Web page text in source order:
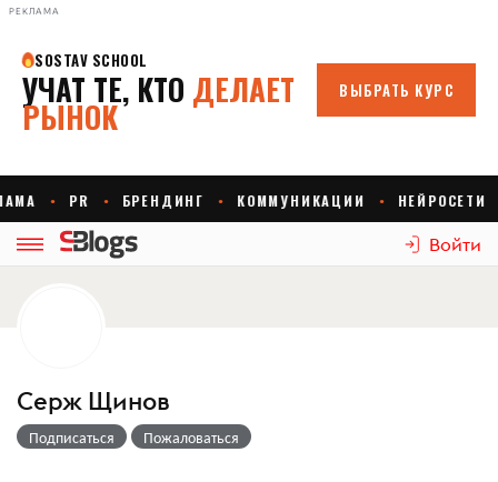
РЕКЛАМА
Войти
Серж Щинов
Подписаться Пожаловаться